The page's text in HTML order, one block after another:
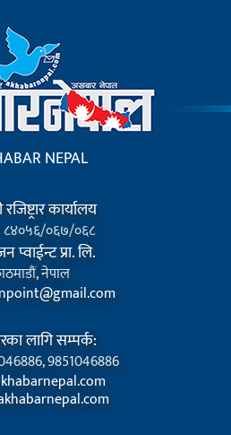
NEPAL
कार्यालय
८४०५६/०६७/०६८
प्वाईन्ट प्रा. लि.
नेपाल
लागि सम्पर्क:
9851046886